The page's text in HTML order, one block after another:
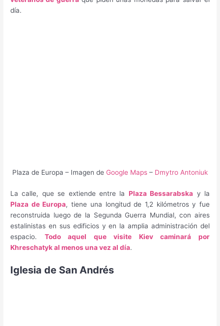
día.
Plaza de Europa – Imagen de Google Maps – Dmytro Antoniuk
La calle, que se extiende entre la Plaza Bessarabska y la
Plaza de Europa, tiene una longitud de 1,2 kilómetros y fue
reconstruida luego de la Segunda Guerra Mundial, con aires
estalinistas en sus edificios y en la amplia administración del
espacio. Todo aquel que visite Kiev caminará por
Khreschatyk al menos una vez al día.
Iglesia de San Andrés